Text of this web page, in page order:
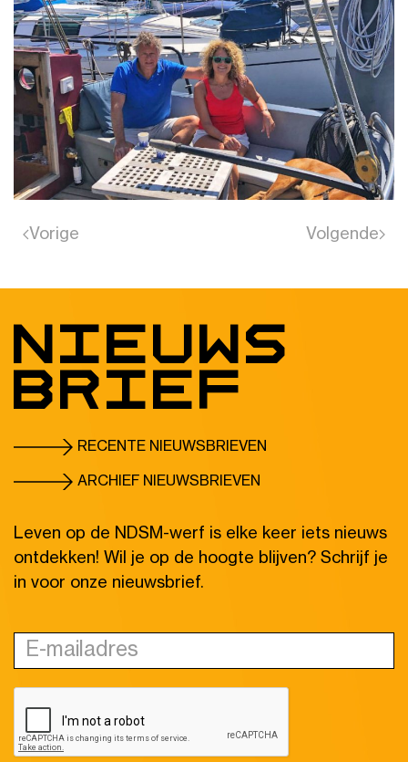
Vorige Volgende
Nieuws
brief
RECENTE NIEUWSBRIEVEN
ARCHIEF NIEUWSBRIEVEN
Leven op de NDSM-werf is elke keer iets nieuws
ontdekken! Wil je op de hoogte blijven? Schrijf je
in voor onze nieuwsbrief.